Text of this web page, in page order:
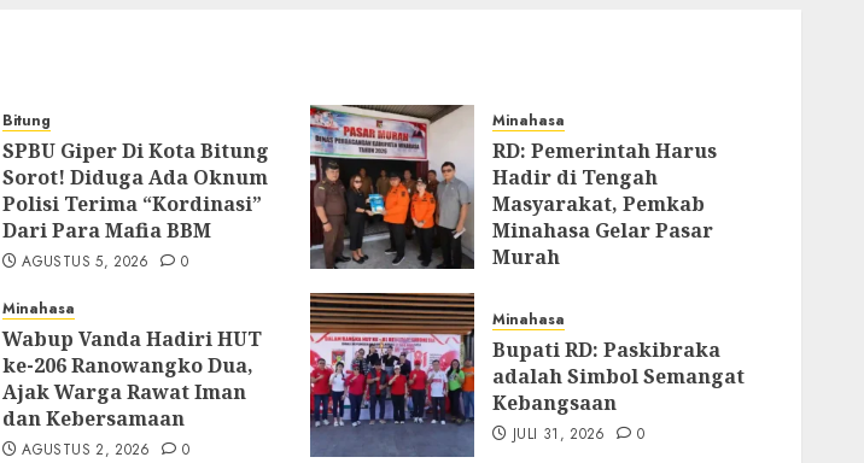
Bitung
SPBU Giper Di Kota Bitung
Sorot! Diduga Ada Oknum
Polisi Terima “Kordinasi”
Dari Para Mafia BBM
AGUSTUS 5, 2026 0
Minahasa
RD: Pemerintah Harus
Hadir di Tengah
Masyarakat, Pemkab
Minahasa Gelar Pasar
Murah
Minahasa
Wabup Vanda Hadiri HUT
ke-206 Ranowangko Dua,
Ajak Warga Rawat Iman
dan Kebersamaan
AGUSTUS 2, 2026 0
Minahasa
Bupati RD: Paskibraka
adalah Simbol Semangat
Kebangsaan
JULI 31, 2026 0